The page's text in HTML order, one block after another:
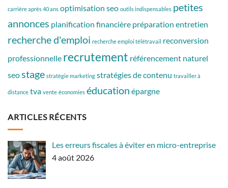
carrière après 40 ans optimisation seo outils indispensables petites
annonces planification financière préparation entretien
recherche d'emploi recherche emploi télétravail
reconversion
professionnelle recrutement référencement naturel
seostage stratégie marketing stratégies de contenu travailler à
distance tva vente économies éducation épargne
ARTICLES RÉCENTS
Les erreurs fiscales à éviter en micro-entreprise
4 août 2026